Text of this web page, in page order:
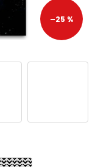
–25 %